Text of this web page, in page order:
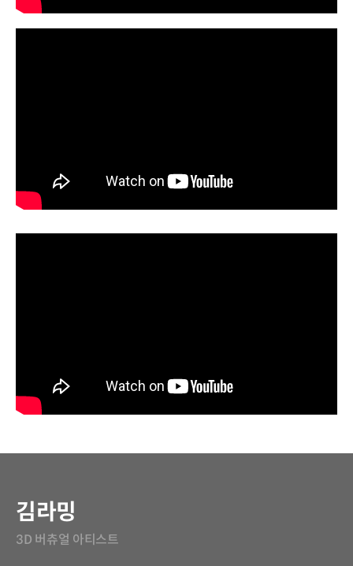
3D 버츄얼 아티스트
김라밍